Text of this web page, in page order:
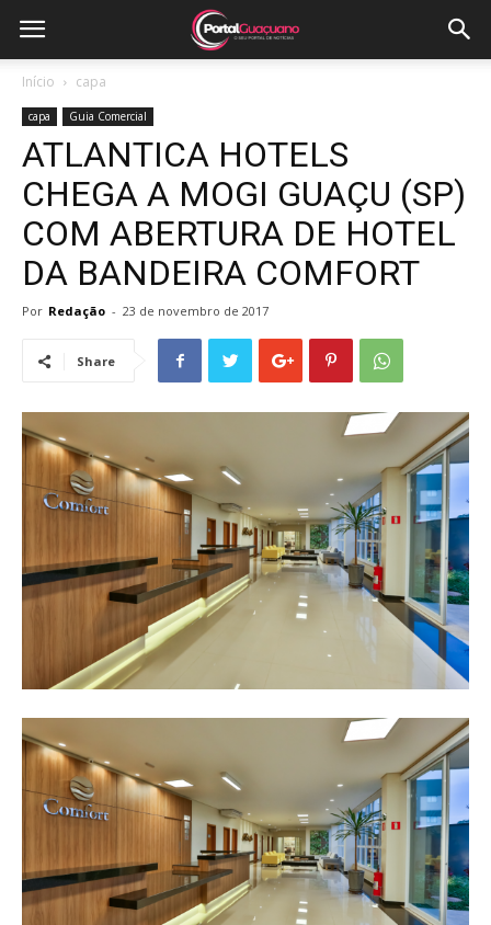
Início capa
capa Guia Comercial
ATLANTICA HOTELS
CHEGA A MOGI GUAÇU (SP)
COM ABERTURA DE HOTEL
DA BANDEIRA COMFORT
Por Redação - 23 de novembro de 2017
Share